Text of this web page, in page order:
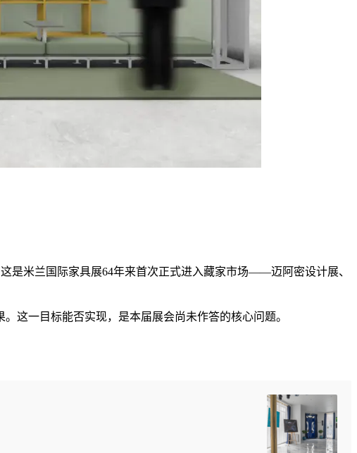
是米兰国际家具展64年来首次正式进入藏家市场——迈阿密设计展、
这一目标能否实现，是本届展会尚未作答的核心问题。